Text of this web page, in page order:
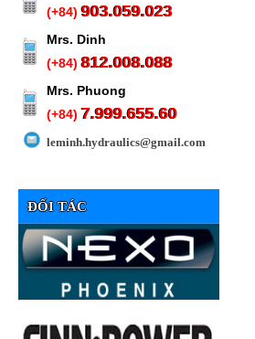
(+84)903.059.023
Mrs. Dinh
(+84)812.008.088
Mrs. Phuong
(+84)7.999.655.60
leminh.hydraulics@gmail.com
ĐỐI TÁC